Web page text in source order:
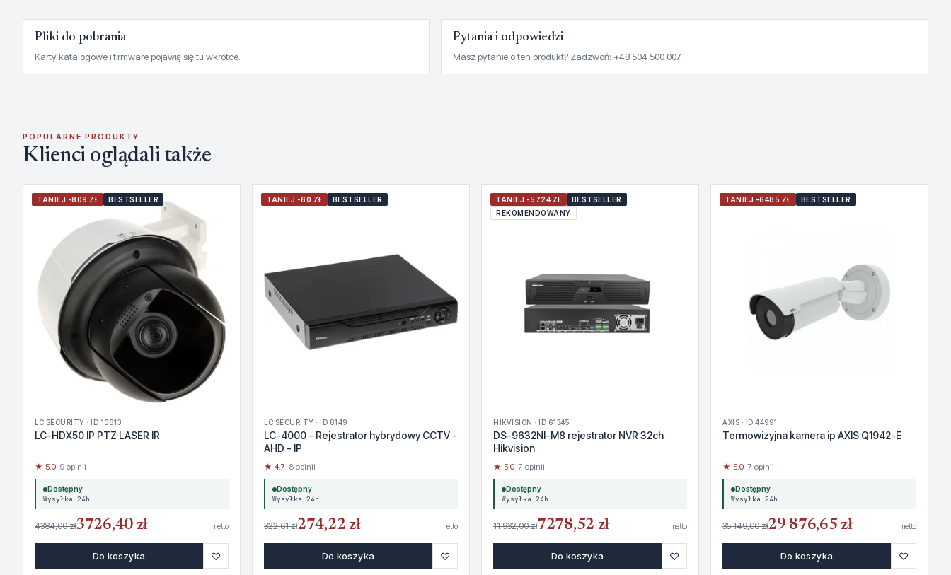
Pliki do pobrania
Karty katalogowe i firmware pojawią się tu wkrótce.
Pytania i odpowiedzi
Masz pytanie o ten produkt? Zadzwoń: +48 504 500 007.
POPULARNE PRODUKTY
Klienci oglądali także
TANIEJ -809 ZŁ BESTSELLER
LC SECURITY · ID 10613
LC-HDX50 IP PTZ LASER IR
★ 5.0· 9 opinii
Dostępny
Wysyłka 24h
4384,00 zł3726,40 zł netto
Do koszyka ♡
TANIEJ -60 ZŁ BESTSELLER
LC SECURITY · ID 8149
LC-4000 - Rejestrator hybrydowy CCTV -
AHD - IP
★ 4.7· 8 opinii
Dostępny
Wysyłka 24h
322,61 zł274,22 zł netto
Do koszyka ♡
TANIEJ -5724 ZŁ
BESTSELLER
REKOMENDOWANY
HIKVISION · ID 61345
DS-9632NI-M8 rejestrator NVR 32ch
Hikvision
★ 5.0· 7 opinii
Dostępny
Wysyłka 24h
11 932,00 zł7278,52 zł netto
Do koszyka ♡
TANIEJ -6485 ZŁ BESTSELLER
AXIS · ID 44991
Termowizyjna kamera ip AXIS Q1942-E
★ 5.0· 7 opinii
Dostępny
Wysyłka 24h
35 149,00 zł29 876,65 zł netto
Do koszyka ♡